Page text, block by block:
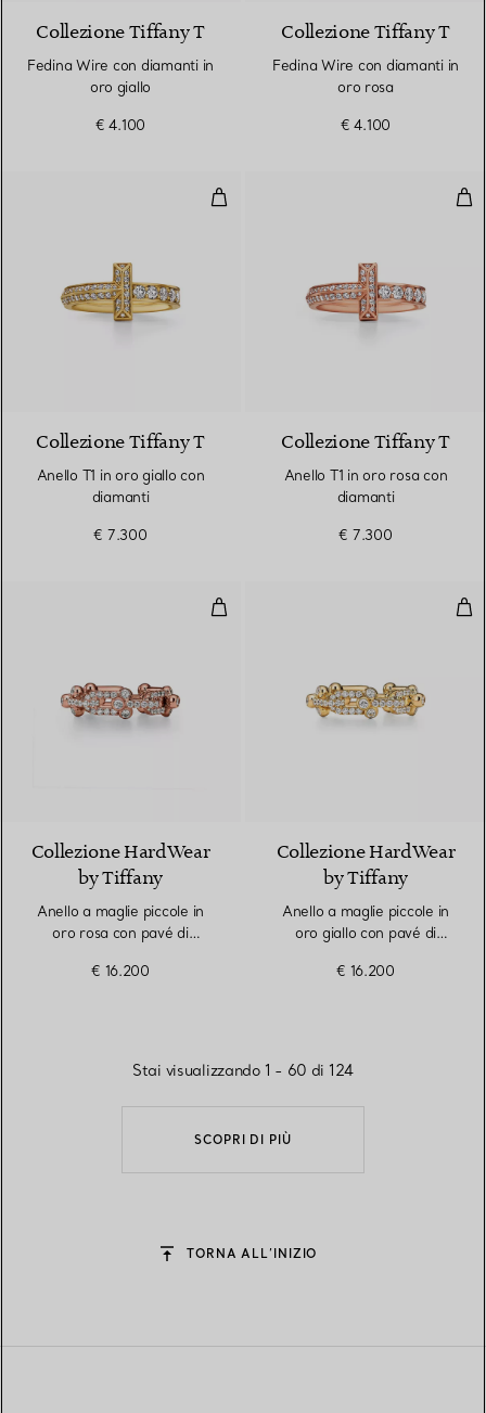
Collezione Tiffany T
Fedina Wire con diamanti in
oro giallo
€ 4.100
Collezione Tiffany T
Fedina Wire con diamanti in
oro rosa
€ 4.100
Anello T1 in oro giallo con
Collezione Tiffany T
Anello T1 in oro giallo con
diamanti
€ 7.300
Collezione Tiffany T
Anello T1 in oro rosa con
diamanti
€ 7.300
Anello a maglie piccole in oro
Collezione HardWear
by Tiffany
Anello a maglie piccole in
oro rosa con pavé di
€ 16.200
Collezione HardWear
by Tiffany
Anello a maglie piccole in
oro giallo con pavé di
€ 16.200
SCOPRI DI PIÙ
Stai visualizzando 1 - 60 di 124
TORNA ALL’INIZIO